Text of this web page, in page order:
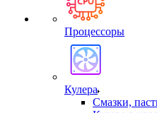
Процессоры
Кулера
Смазки,